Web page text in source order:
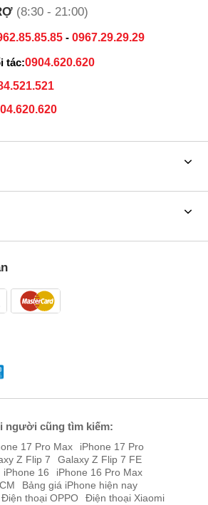
(8:30 - 21:00)
- 0967.29.29.29
tác:0904.620.620
người cũng tìm kiếm:
17 Pro Max
iPhone 17 Pro
Z Flip 7
Galaxy Z Flip 7 FE
iPhone 16
iPhone 16 Pro Max
Bảng giá iPhone hiện nay
Điện thoại OPPO Điện thoại Xiaomi